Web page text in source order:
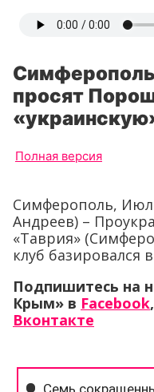
просят
Полная версия
Симферополь,
Андреев) –
«Таврия»
клуб базировался
Подпишитесь на
Крым» в Facebook,
Вконтакте